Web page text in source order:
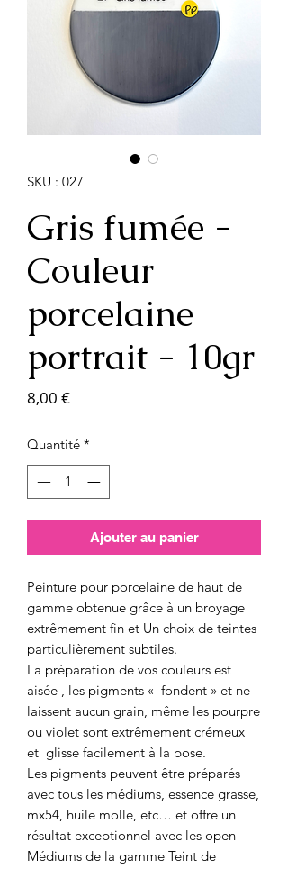
SKU : 027
Gris fumée -
Couleur
porcelaine
portrait - 10gr
8,00 €Prix
Quantité *
Ajouter au panier
Peinture pour porcelaine de haut de
gamme obtenue grâce à un broyage
extrêmement fin et Un choix de teintes
particulièrement subtiles.
La préparation de vos couleurs est
aisée , les pigments « fondent » et ne
laissent aucun grain, même les pourpre
ou violet sont extrêmement crémeux
et glisse facilement à la pose.
Les pigments peuvent être préparés
avec tous les médiums, essence grasse,
mx54, huile molle, etc… et offre un
résultat exceptionnel avec les open
Médiums de la gamme Teint de